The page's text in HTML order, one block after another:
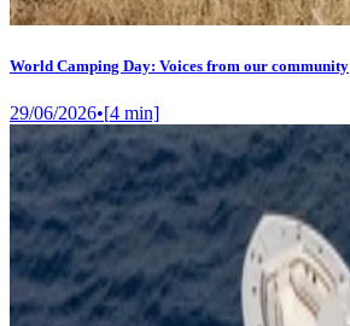
World Camping Day: Voices from our community
29/06/2026•[4 min]